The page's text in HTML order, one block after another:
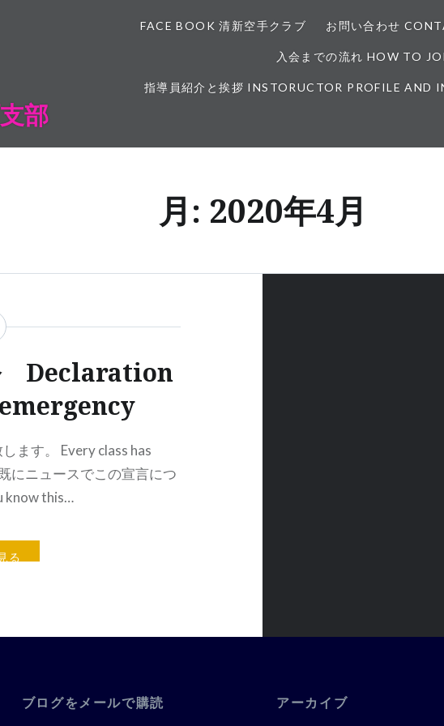
部
FACE BOOK 清新空手クラブ お問い合わせ
入会までの流れ HOW TO
指導員紹介と挨拶 INSTORUCTOR PROFILE AND
月: 2020年4月
Declaration
ます。 Every class has
にニュースでこの宣言につ
know this…
る
ブログをメールで購読 アーカイブ